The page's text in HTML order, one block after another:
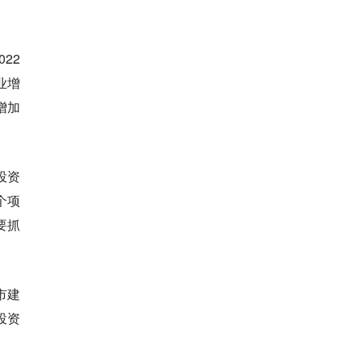
增
加
资
项
抓
建
资